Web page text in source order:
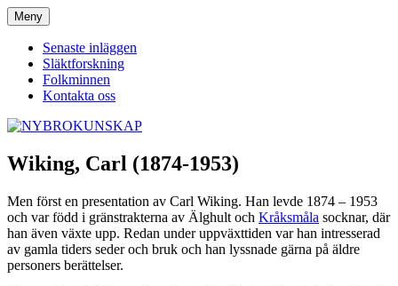
Hoppa
till
innehåll
NYBROKUNSKAP
Meny
Senaste inläggen
Släktforskning
Folkminnen
Kontakta oss
Wiking, Carl (1874-1953)
Men först en presentation av Carl Wiking. Han levde 1874 – 1953
och var född i gränstrakterna av Älghult och Kråksmåla socknar, där
han även växte upp. Redan under uppväxttiden var han intresserad
av gamla tiders seder och bruk och han lyssnade gärna på äldre
personers berättelser.